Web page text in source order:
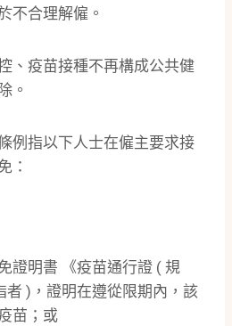
不合理解僱。
、疫苗接種不再構成公共健
。
例指以下人士在僱主要求接
：
證明書 《疫苗通行證 ( 規
者 )，證明在遵從限期內，該
苗；或